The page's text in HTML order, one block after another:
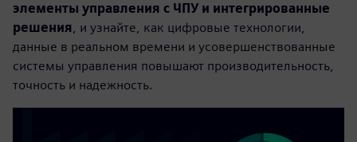
элементы управления с ЧПУ и интегрированные
решения, и узнайте, как цифровые технологии,
данные в реальном времени и усовершенствованные
системы управления повышают производительность,
точность и надежность.